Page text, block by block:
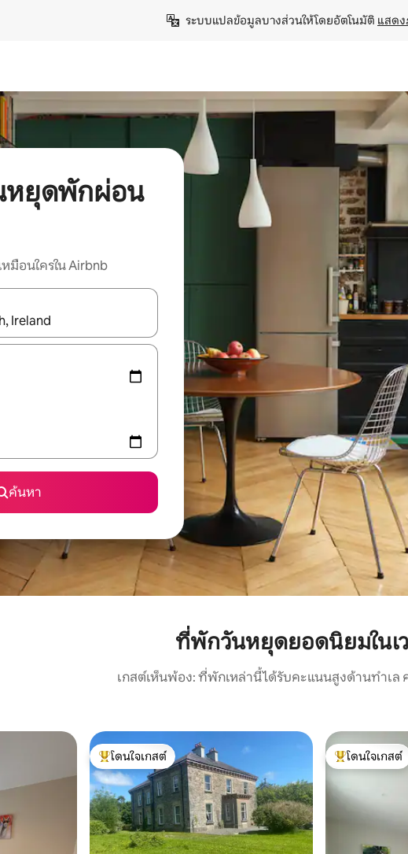
ระบบแปลข้อมูลบางส่วนให้โดยอัตโนมัติ แสด
หยุดพักผ่อน
มือนใครใน Airbnb
สัมผัสหรือปัด เพื่อสำรวจผลการค้นหา
ค้นหา
ที่พักวันหยุดยอดนิยมในเ
เกสต์เห็นพ้อง: ที่พักเหล่านี้ได้รับคะแนนสูงด้านทำเล
โดนใจเกสต์ที่สุด
โดนใจเกสต์
โดนใจเกสต์ที่สุ
โดนใจเกสต์